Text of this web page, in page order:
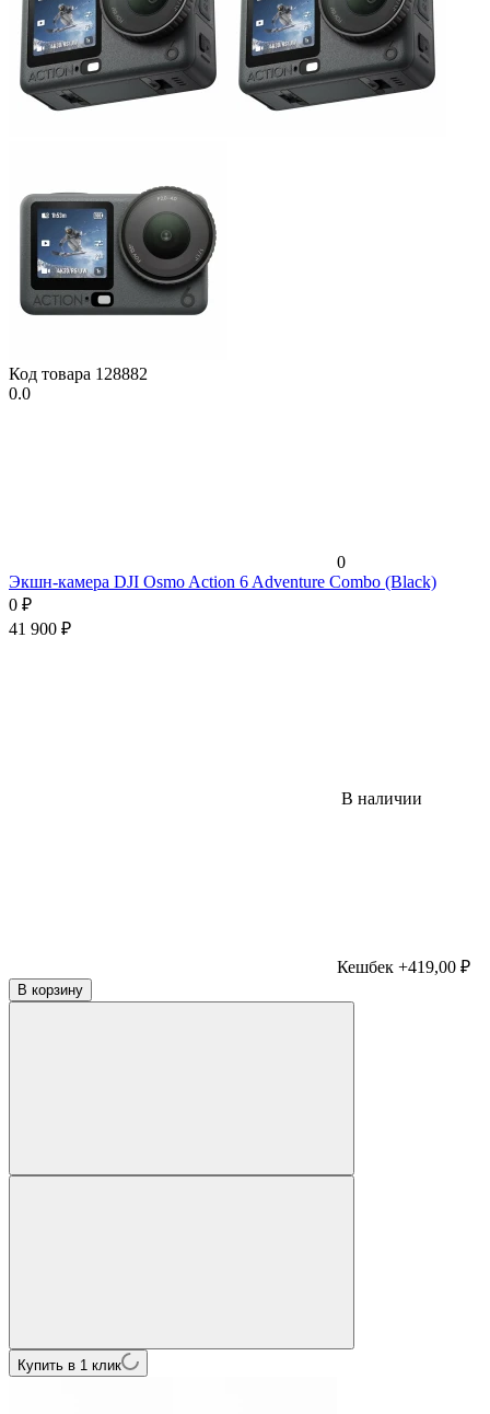
Код товара 128882
0.0
0
Экшн-камера DJI Osmo Action 6 Adventure Combo (Black)
0 ₽
41 900 ₽
В наличии
Кешбек +419,00 ₽
В корзину
Купить в 1 клик